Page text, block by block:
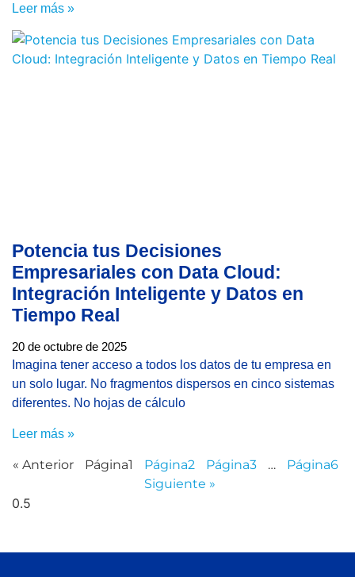
Leer más »
Potencia tus Decisiones
Empresariales con Data Cloud:
Integración Inteligente y Datos en
Tiempo Real
20 de octubre de 2025
Imagina tener acceso a todos los datos de tu empresa en
un solo lugar. No fragmentos dispersos en cinco sistemas
diferentes. No hojas de cálculo
Leer más »
« Anterior Página1 Página2 Página3 … Página6
Siguiente »